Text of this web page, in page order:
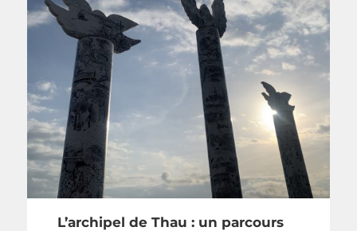
L’archipel de Thau : un parcours